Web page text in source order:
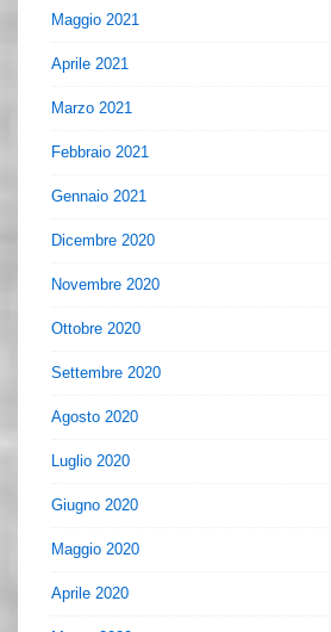
Maggio 2021
Aprile 2021
Marzo 2021
Febbraio 2021
Gennaio 2021
Dicembre 2020
Novembre 2020
Ottobre 2020
Settembre 2020
Agosto 2020
Luglio 2020
Giugno 2020
Maggio 2020
Aprile 2020